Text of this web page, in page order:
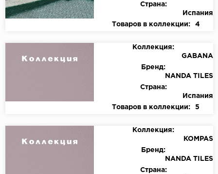
Страна:
Испания
Товаров в коллекции:
4
Коллекция:
GABANA
Бренд:
NANDA TILES
Страна:
Испания
Товаров в коллекции:
5
Коллекция:
KOMPAS
Бренд:
NANDA TILES
Страна: